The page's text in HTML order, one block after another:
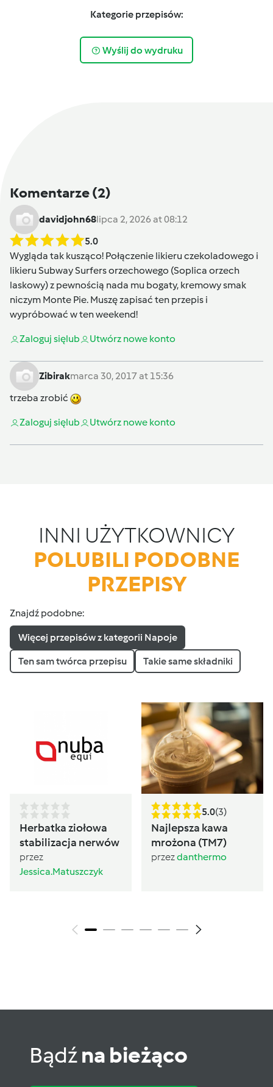
Kategorie przepisów:
Wyślij do wydruku
Komentarze(2)
davidjohn68lipca 2, 2026 at 08:12
5.0
Wygląda tak kusząco! Połączenie likieru czekoladowego i
likieru Subway Surfersorzechowego (Soplica orzech
laskowy) z pewnością nada mu bogaty, kremowy smak
niczym Monte Pie. Muszę zapisać ten przepis i
wypróbować w ten weekend!
Zaloguj sięlub Utwórz nowe konto
Zibirakmarca 30, 2017 at 15:36
trzeba zrobić
Zaloguj sięlub Utwórz nowe konto
INNI UŻYTKOWNICY
POLUBILI PODOBNE
PRZEPISY
Znajdź podobne:
Więcej przepisów z kategorii Napoje
Ten sam twórca przepisu Takie same składniki
Herbatka ziołowa
stabilizacja nerwów
przez
Jessica.Matuszczyk
5.0(3)
Najlepsza kawa
mrożona (TM7)
przezdanthermo
Bądźna bieżąco